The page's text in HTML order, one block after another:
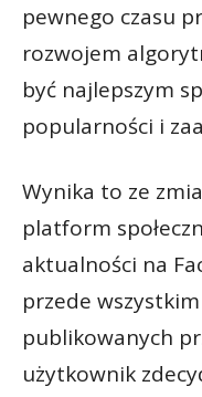
pewnego czasu
rozwojem
być najlepszym
popularności i
Wynika to ze
platform
aktualności na
przede
publikowanych
użytkownik